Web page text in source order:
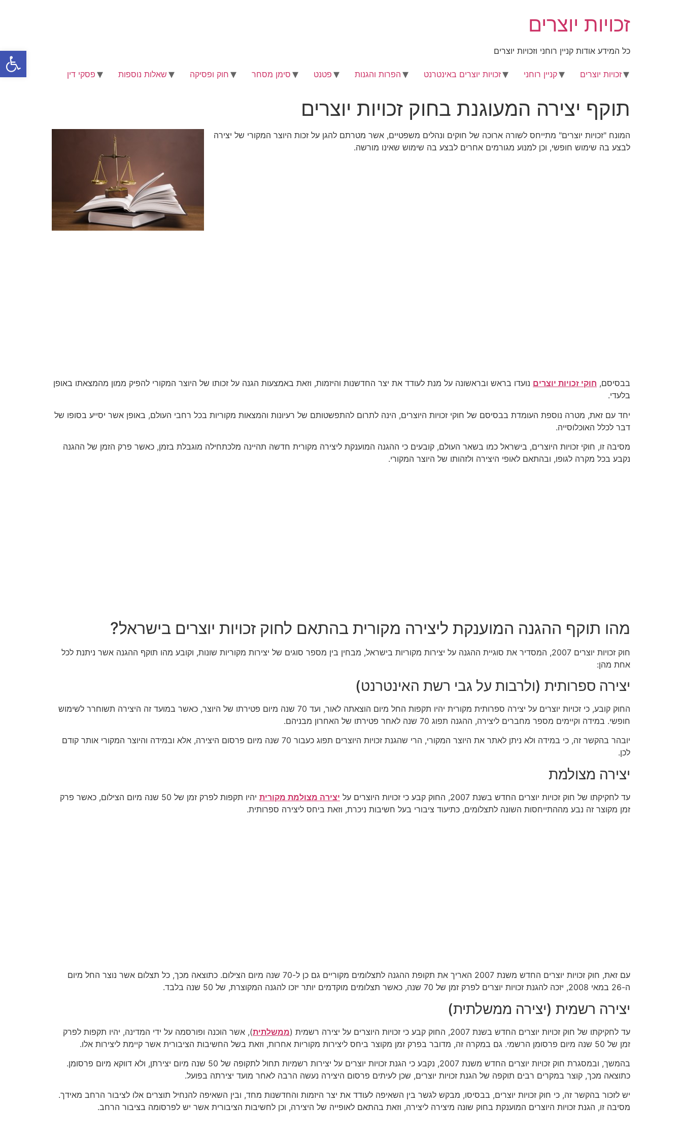
פתח
זכויות יוצרים
כל המידע אודות קניין רוחני וזכויות יוצרים
זכויות יוצרים קניין רוחני זכויות יוצרים באינטרנט הפרות והגנות פטנט סימן מסחר חוק ופסיקה שאלות נוספות פסקי דין
תוקף יצירה המעוגנת בחוק זכויות יוצרים
המונח "זכויות יוצרים" מתייחס לשורה ארוכה של חוקים ונהלים משפטיים, אשר מטרתם להגן על זכות היוצר המקורי של יצירה
לבצע בה שימוש חופשי, וכן למנוע מגורמים אחרים לבצע בה שימוש שאינו מורשה.
בבסיסם, חוקי זכויות יוצרים נועדו בראש ובראשונה על מנת לעודד את יצר החדשנות והיזמות, וזאת באמצעות הגנה על זכותו של היוצר המקורי להפיק ממון מהמצאתו באופן
בלעדי.
יחד עם זאת, מטרה נוספת העומדת בבסיסם של חוקי זכויות היוצרים, הינה לתרום להתפשטותם של רעיונות והמצאות מקוריות בכל רחבי העולם, באופן אשר יסייע בסופו של
דבר לכלל האוכלוסייה.
מסיבה זו, חוקי זכויות היוצרים, בישראל כמו בשאר העולם, קובעים כי ההגנה המוענקת ליצירה מקורית חדשה תהיינה מלכתחילה מוגבלת בזמן, כאשר פרק הזמן של ההגנה
נקבע בכל מקרה לגופו, ובהתאם לאופי היצירה ולזהותו של היוצר המקורי.
מהו תוקף ההגנה המוענקת ליצירה מקורית בהתאם לחוק זכויות יוצרים בישראל?
חוק זכויות יוצרים 2007, המסדיר את סוגיית ההגנה על יצירות מקוריות בישראל, מבחין בין מספר סוגים של יצירות מקוריות שונות, וקובע מהו תוקף ההגנה אשר ניתנת לכל
אחת מהן:
יצירה ספרותית (ולרבות על גבי רשת האינטרנט)
החוק קובע, כי זכויות יוצרים על יצירה ספרותית מקורית יהיו תקפות החל מיום הוצאתה לאור, ועד 70 שנה מיום פטירתו של היוצר, כאשר במועד זה היצירה תשוחרר לשימוש
חופשי. במידה וקיימים מספר מחברים ליצירה, ההגנה תפוג 70 שנה לאחר פטירתו של האחרון מבניהם.
יובהר בהקשר זה, כי במידה ולא ניתן לאתר את היוצר המקורי, הרי שהגנת זכויות היוצרים תפוג כעבור 70 שנה מיום פרסום היצירה, אלא ובמידה והיוצר המקורי אותר קודם
לכן.
יצירה מצולמת
עד לחקיקתו של חוק זכויות יוצרים החדש בשנת 2007, החוק קבע כי זכויות היוצרים על יצירה מצולמת מקורית
יהיו תקפות לפרק זמן של 50 שנה מיום הצילום, כאשר פרק
זמן מקוצר זה נבע מההתייחסות השונה לתצלומים, כתיעוד ציבורי בעל חשיבות ניכרת, וזאת ביחס ליצירה ספרותית.
עם זאת, חוק זכויות יוצרים החדש משנת 2007 האריך את תקופת ההגנה לתצלומים מקוריים גם כן ל-70 שנה מיום הצילום. כתוצאה מכך, כל תצלום אשר נוצר החל מיום
ה-26 במאי 2008, יזכה להגנת זכויות יוצרים לפרק זמן של 70 שנה, כאשר תצלומים מוקדמים יותר יזכו להגנה המקוצרת, של 50 שנה בלבד.
יצירה רשמית (יצירה ממשלתית)
עד לחקיקתו של חוק זכויות יוצרים החדש בשנת 2007, החוק קבע כי זכויות היוצרים על יצירה רשמית ( ממשלתית), אשר הוכנה ופורסמה על ידי המדינה, יהיו תקפות לפרק
זמן של 50 שנה מיום פרסומן הרשמי. גם במקרה זה, מדובר בפרק זמן מקוצר ביחס ליצירות מקוריות אחרות, וזאת בשל החשיבות הציבורית אשר קיימת ליצירות אלו.
בהמשך, ובמסגרת חוק זכויות יוצרים החדש משנת 2007, נקבע כי הגנת זכויות יוצרים על יצירות רשמיות תחול לתקופה של 50 שנה מיום יצירתן, ולא דווקא מיום פרסומן.
כתוצאה מכך, קוצר במקרים רבים תוקפה של הגנת זכויות יוצרים, שכן לעיתים פרסום היצירה נעשה הרבה לאחר מועד יצירתה בפועל.
יש לזכור בהקשר זה, כי חוק זכויות יוצרים, בבסיסו, מבקש לגשר בין השאיפה לעודד את יצר היזמות והחדשנות מחד, ובין השאיפה להנחיל תוצרים אלו לציבור הרחב מאידך.
מסיבה זו, הגנת זכויות היוצרים המוענקת בחוק שונה מיצירה ליצירה, וזאת בהתאם לאופייה של היצירה, וכן לחשיבות הציבורית אשר יש לפרסומה בציבור הרחב.